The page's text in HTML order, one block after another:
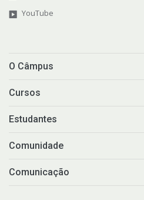
YouTube
O Câmpus
Cursos
Estudantes
Comunidade
Comunicação